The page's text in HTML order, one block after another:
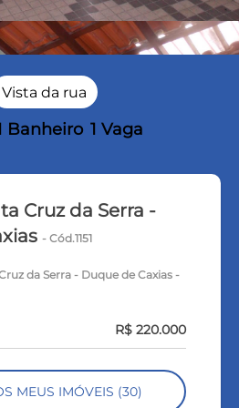
Vista da rua
Banheiro 1 Vaga
Cruz da Serra -
- Cód.1151
da Serra - Duque de Caxias -
R$ 220.000
MEUS IMÓVEIS (30)